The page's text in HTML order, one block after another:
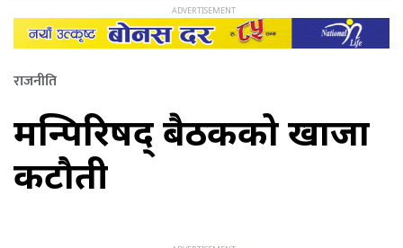
राजनीति
मन्त्रिपरिषद् बैठकको खाजा
कटौती